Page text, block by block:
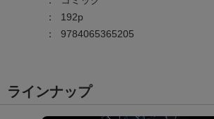
： 192p
： 9784065365205
ラインナップ